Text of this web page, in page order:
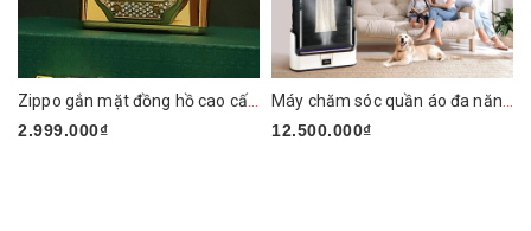
Zippo gắn mặt đồng hồ cao cấp ZN295
2.999.000₫
12.500.000₫